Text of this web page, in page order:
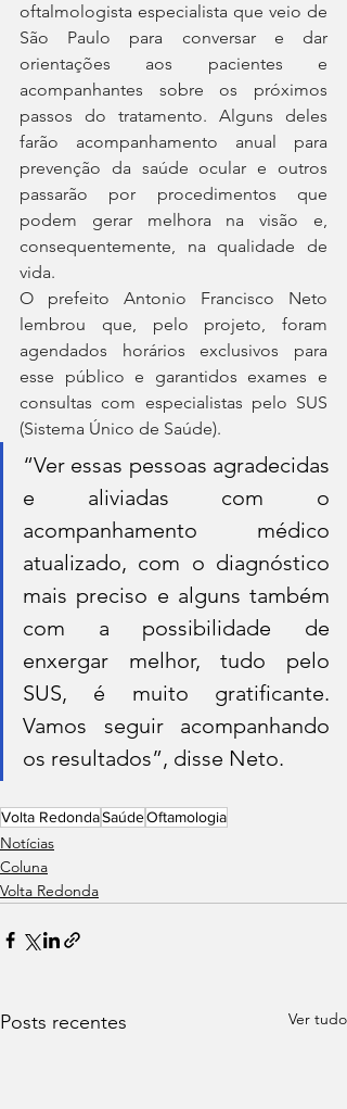
oftalmologista especialista que veio de
São Paulo para conversar e dar
orientações aos pacientes e
acompanhantes sobre os próximos
passos do tratamento. Alguns deles
farão acompanhamento anual para
prevenção da saúde ocular e outros
passarão por procedimentos que
podem gerar melhora na visão e,
consequentemente, na qualidade de
vida.
O prefeito Antonio Francisco Neto
lembrou que, pelo projeto, foram
agendados horários exclusivos para
esse público e garantidos exames e
consultas com especialistas pelo SUS
(Sistema Único de Saúde).
“Ver essas pessoas agradecidas
e aliviadas com o
acompanhamento médico
atualizado, com o diagnóstico
mais preciso e alguns também
com a possibilidade de
enxergar melhor, tudo pelo
SUS, é muito gratificante.
Vamos seguir acompanhando
os resultados”, disse Neto.
Volta RedondaSaúdeOftamologia
Notícias
Coluna
Volta Redonda
Posts recentes Ver tudo